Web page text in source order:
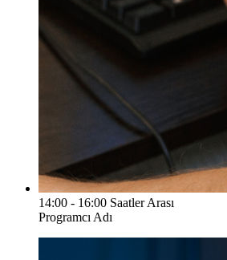
14:00 - 16:00 Saatler Arası
Programcı Adı